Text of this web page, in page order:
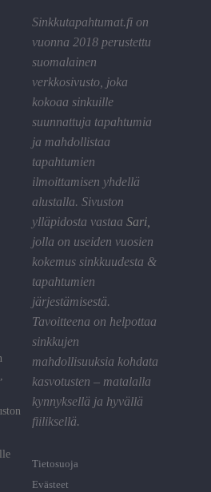
Sinkkutapahtumat.fi on
vuonna 2018 perustettu
suomalainen
verkkosivusto, joka
kokoaa sinkuille
suunnattuja tapahtumia
ja mahdollistaa
tapahtumien
ilmoittamisen yhdellä
alustalla. Sivuston
ylläpidosta vastaa Sari
jolla on useiden vuosien
kokemus sinkkuudesta &
tapahtumien
järjestämisestä.
Tavoitteena on helpottaa
sinkkujen
mahdollisuuksia kohdata
kasvotusten – matalalla
kynnyksellä ja hyvällä
fiiliksellä.
Tietosuoja
Evästeet